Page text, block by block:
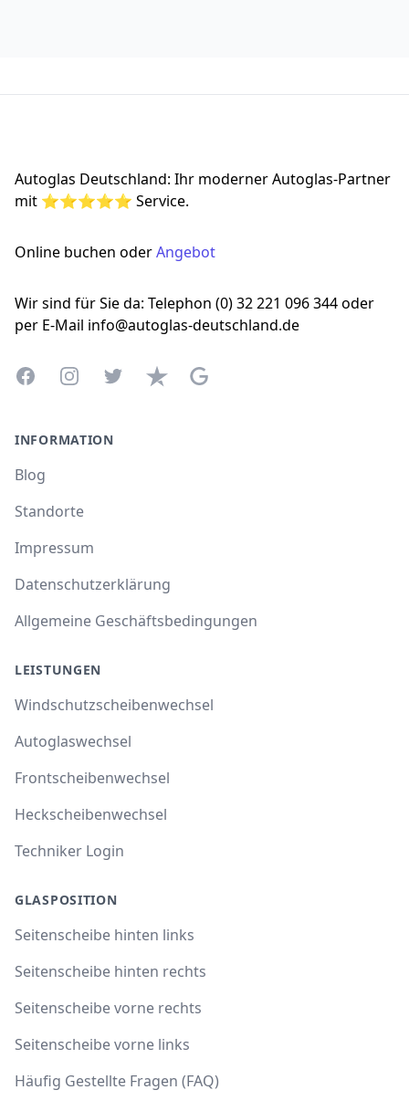
Autoglas Deutschland: Ihr moderner Autoglas-Partner
mit ⭐⭐⭐⭐⭐ Service.
Online buchen oderAngebot
Wir sind für Sie da: Telephon (0) 32 221 096 344 oder
per E-Mail info@autoglas-deutschland.de
FacebookInstagramTwitterTrustpilotGoogle Business Profile
INFORMATION
Blog
Standorte
Impressum
Datenschutzerklärung
Allgemeine Geschäftsbedingungen
LEISTUNGEN
Windschutzscheibenwechsel
Autoglaswechsel
Frontscheibenwechsel
Heckscheibenwechsel
Techniker Login
GLASPOSITION
Seitenscheibe hinten links
Seitenscheibe hinten rechts
Seitenscheibe vorne rechts
Seitenscheibe vorne links
Häufig Gestellte Fragen (FAQ)